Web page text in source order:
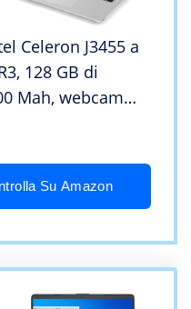
Celeron J3455 a
128 GB di
Mah, webcam
10
Su Amazon